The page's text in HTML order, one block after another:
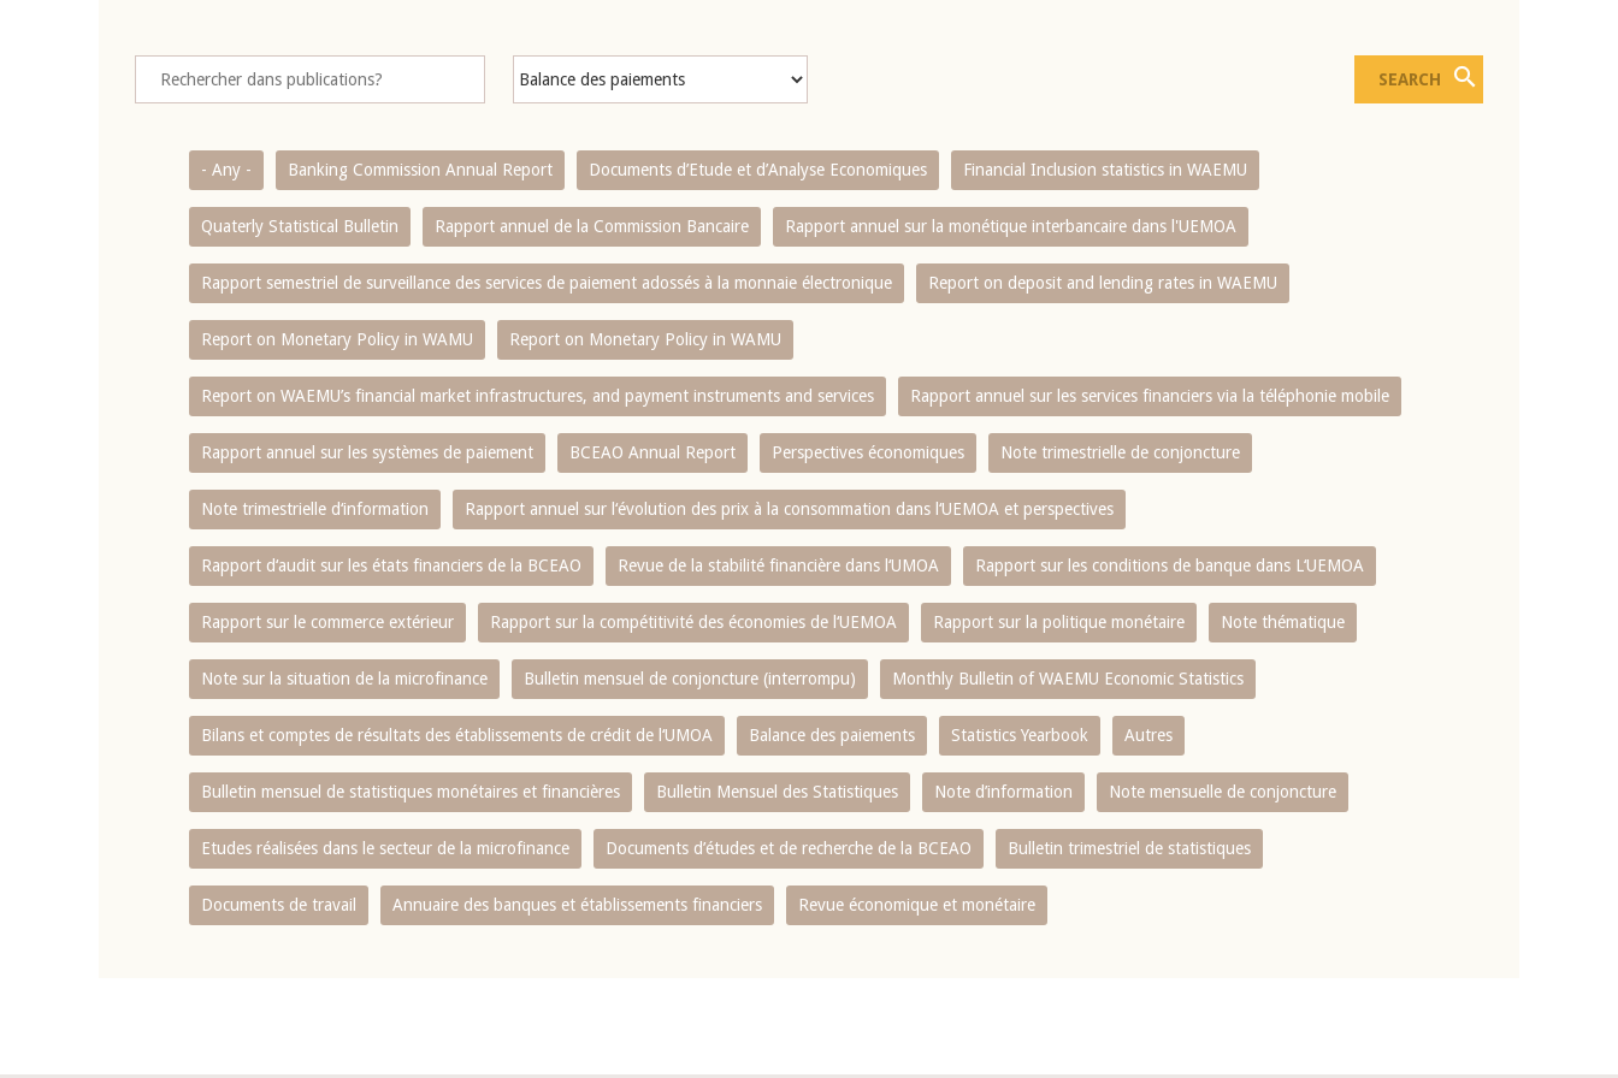
- Any - Banking Commission Annual Report Documents d’Etude et d’Analyse Economiques Financial Inclusion statistics in WAEMU
Quaterly Statistical Bulletin Rapport annuel de la Commission Bancaire Rapport annuel sur la monétique interbancaire dans l'UEMOA
Rapport semestriel de surveillance des services de paiement adossés à la monnaie électronique Report on deposit and lending rates in WAEMU
Report on Monetary Policy in WAMU Report on Monetary Policy in WAMU
Report on WAEMU’s financial market infrastructures, and payment instruments and services Rapport annuel sur les services financiers via la téléphonie mobile
Rapport annuel sur les systèmes de paiement BCEAO Annual Report Perspectives économiques Note trimestrielle de conjoncture
Note trimestrielle d‘information Rapport annuel sur l‘évolution des prix à la consommation dans l‘UEMOA et perspectives
Rapport d‘audit sur les états financiers de la BCEAO Revue de la stabilité financière dans l‘UMOA Rapport sur les conditions de banque dans L‘UEMOA
Rapport sur le commerce extérieur Rapport sur la compétitivité des économies de l‘UEMOA Rapport sur la politique monétaire Note thématique
Note sur la situation de la microfinance Bulletin mensuel de conjoncture (interrompu) Monthly Bulletin of WAEMU Economic Statistics
Bilans et comptes de résultats des établissements de crédit de l‘UMOA Balance des paiements Statistics Yearbook Autres
Bulletin mensuel de statistiques monétaires et financières Bulletin Mensuel des Statistiques Note d’information Note mensuelle de conjoncture
Etudes réalisées dans le secteur de la microfinance Documents d’études et de recherche de la BCEAO Bulletin trimestriel de statistiques
Documents de travail Annuaire des banques et établissements financiers Revue économique et monétaire